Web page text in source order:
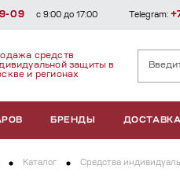
средств
защиты в
и регионах
БРЕНДЫ ДОСТАВКА
09 с 9:00 до 17:00 Telegram:
Каталог Средства